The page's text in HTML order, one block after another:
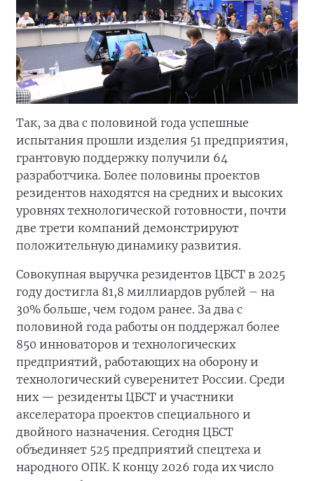
Так, за два с половиной года успешные
испытания прошли изделия 51 предприятия,
грантовую поддержку получили 64
разработчика. Более половины проектов
резидентов находятся на средних и высоких
уровнях технологической готовности, почти
две трети компаний демонстрируют
положительную динамику развития.
Совокупная выручка резидентов ЦБСТ в 2025
году достигла 81,8 миллиардов рублей – на
30% больше, чем годом ранее. За два с
половиной года работы он поддержал более
850 инноваторов и технологических
предприятий, работающих на оборону и
технологический суверенитет России. Среди
них — резиденты ЦБСТ и участники
акселератора проектов специального и
двойного назначения. Сегодня ЦБСТ
объединяет 525 предприятий спецтеха и
народного ОПК. К концу 2026 года их число